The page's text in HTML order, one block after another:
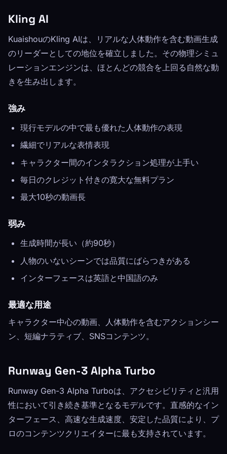
Kling AI
KuaishouのKling AIは、リアルな人体動作を含む動画生成
のリーダーとしての地位を確立しました。その物理シミュ
レーションエンジンは、ほとんどの競合を上回る自然な動
きを生み出します。
強み
現行モデルの中で最も優れた人体動作の表現
繊細でリアルな表情表現
キャラクター間のインタラクション処理が上手い
毎日のクレジット付きの寛大な無料プラン
最大10秒の動画長
弱み
生成時間が長い（約90秒）
人物のいないシーンでは品質にばらつきがある
インターフェースは英語と中国語のみ
最適な用途
キャラクター中心の動画、人体動作を含むアクションシー
ン、短編ナラティブ、SNSコンテンツ。
Runway Gen-3 Alpha Turbo
Runway Gen-3 Alpha Turboは、アクセシビリティと汎用
性において引き続き基準となるモデルです。直感的なイン
ターフェース、高速な生成速度、安定した品質により、プ
ロのコンテンツクリエイターに最も支持されています。